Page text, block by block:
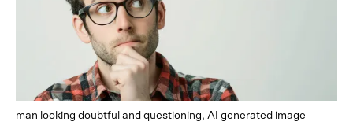
man looking doubtful and questioning, AI generated image